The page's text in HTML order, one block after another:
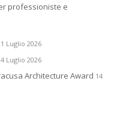
professioniste e
Luglio 2026
Luglio 2026
Architecture Award 14